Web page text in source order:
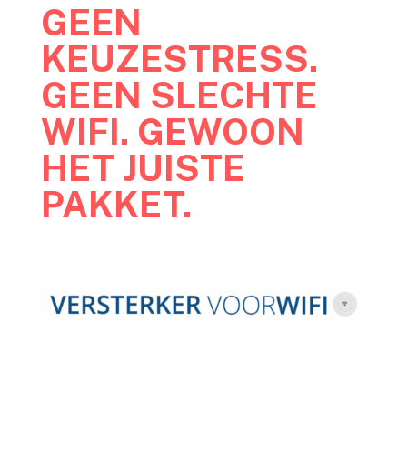
GEEN
KEUZESTRESS.
GEEN SLECHTE
WIFI. GEWOON
HET JUISTE
PAKKET.